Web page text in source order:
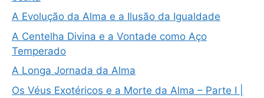
A Evolução da Alma e a Ilusão da Igualdade
A Centelha Divina e a Vontade como Aço
Temperado
A Longa Jornada da Alma
Os Véus Exotéricos e a Morte da Alma – Parte I |